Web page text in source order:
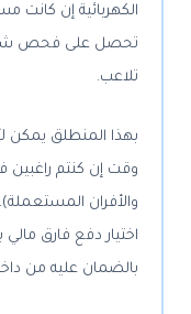
الكهربائية إن
تحصل على فحص
تلاعب.
بهذا المنطلق يمكن
وقت إن كنتم راغبين
والأفران
اختيار دفع فارق
بالضمان عليه من